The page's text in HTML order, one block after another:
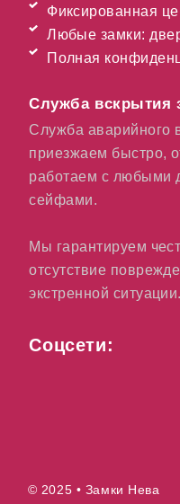
Соцсети:
Фиксированная
Любые замки:
Полная
Служба вскрытия
Служба аварийного
приезжаем быстро,
работаем с любыми
сейфами.
Мы гарантируем
отсутствие
экстренной ситуации.
© 2025 • Замки Нева